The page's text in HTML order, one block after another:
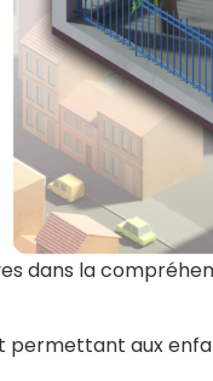
dans la
permettant aux